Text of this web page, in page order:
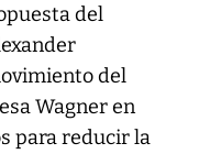
del
del
Wagner en
para reducir la